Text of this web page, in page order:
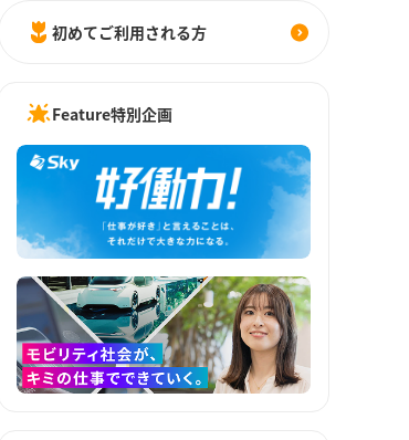
初めてご利用される方
Feature特別企画